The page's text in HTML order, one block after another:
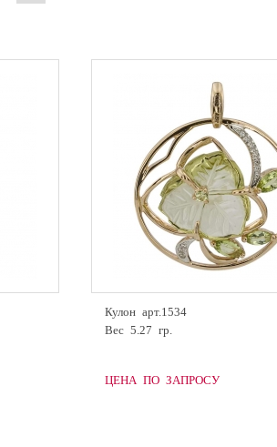
Кулон арт.1534
Вес 5.27 гр.
ЦЕНА ПО ЗАПРОСУ